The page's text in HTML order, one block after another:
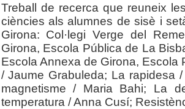
Treball de recerca que reuneix
ciències als alumnes de sisè i
Girona: Col·legi Verge del
Girona, Escola Pública de La
Escola Annexa de Girona, Escola
/ Jaume Grabuleda; La rapidesa
magnetisme / Maria Bahi; La
temperatura / Anna Cusí;